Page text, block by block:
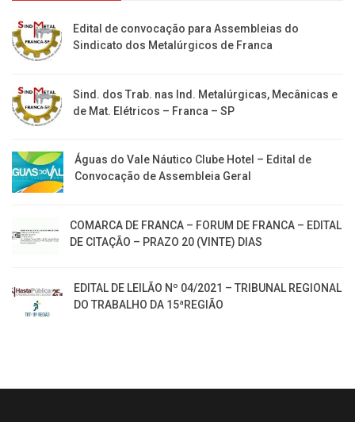
Edital de convocação para Assembleias do
Sindicato dos Metalúrgicos de Franca
Sind. dos Trab. nas Ind. Metalúrgicas, Mecânicas e
de Mat. Elétricos – Franca – SP
Águas do Vale Náutico Clube Hotel – Edital de
Convocação de Assembleia Geral
COMARCA DE FRANCA – FORUM DE FRANCA – EDITAL
DE CITAÇÃO – PRAZO 20 (VINTE) DIAS
EDITAL DE LEILÃO Nº 04/2021 – TRIBUNAL REGIONAL
DO TRABALHO DA 15ªREGIÃO